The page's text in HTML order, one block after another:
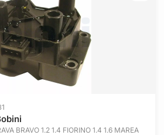
BRAVO 1.2 1.4 FIORINO 1.4 1.6 MAREA